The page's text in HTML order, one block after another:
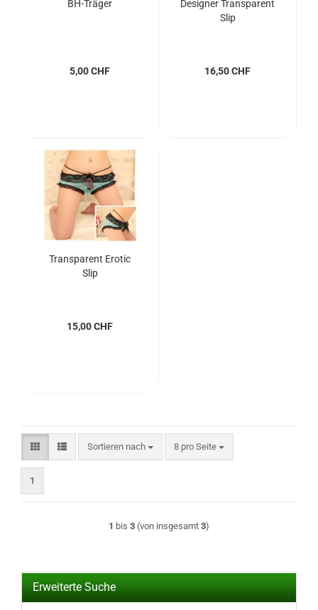
BH-Träger
5,00 CHF
Designer Transparent
Slip
16,50 CHF
Transparent Erotic
Slip
15,00 CHF
Sortieren nach
Sortieren nach 8 pro Seite
pro Seite
1
1 bis 3 (von insgesamt 3)
Erweiterte Suche